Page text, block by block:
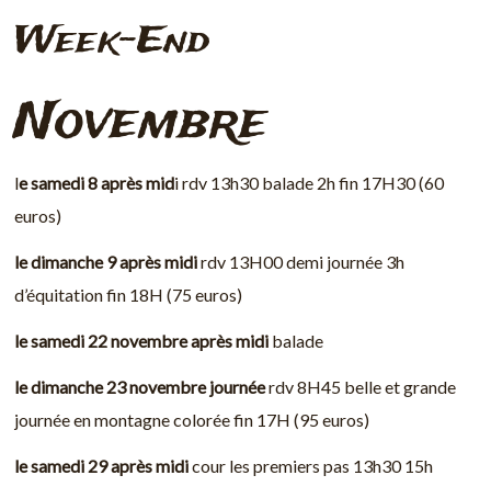
Week-End
Novembre
le samedi 8 après midi rdv 13h30 balade 2h fin 17H30 (60
euros)
le dimanche 9après midirdv 13H00 demi journée 3h
d’équitation fin 18H (75 euros)
le samedi 22novembre après midi balade
le dimanche 23 novembrejournéerdv 8H45 belle et grande
journée en montagne colorée fin 17H (95 euros)
le samedi 29 après midicour les premiers pas 13h30 15h